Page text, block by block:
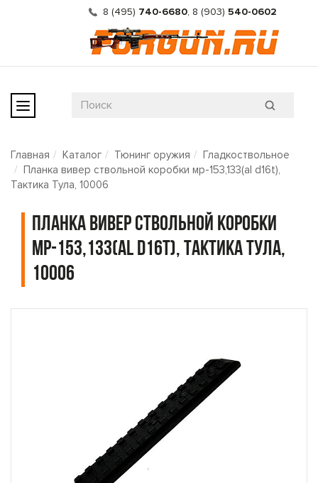
8 (495) 740-6680, 8 (903) 540-0602
Главная Каталог Тюнинг оружия
Гладкоствольное
Планка вивер ствольной коробки мр-153,133(al d16t),
Тактика Тула, 10006
Планка вивер ствольной коробки
мр-153,133(al d16t), Тактика Тула,
10006